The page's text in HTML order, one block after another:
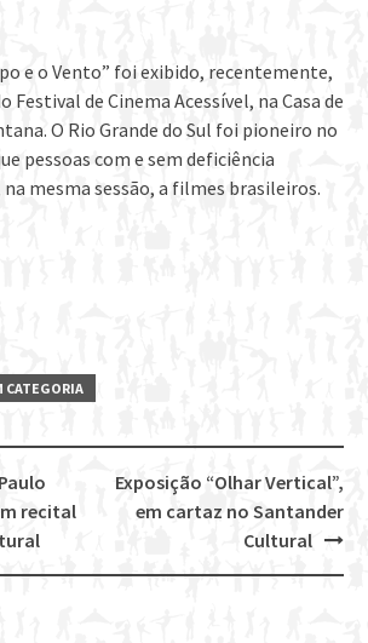
e o Vento” foi exibido, recentemente,
Festival de Cinema Acessível, na Casa de
O Rio Grande do Sul foi pioneiro no
pessoas com e sem deficiência
mesma sessão, a filmes brasileiros.
CATEGORIA
Exposição “Olhar Vertical”,
em cartaz no Santander
Cultural
recital